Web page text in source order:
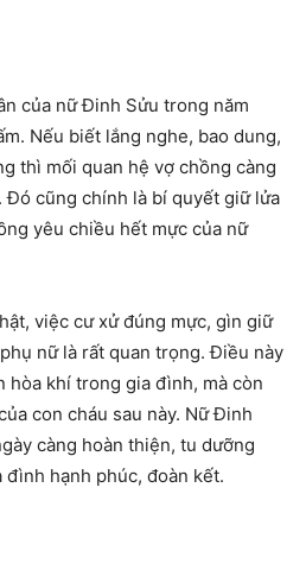
của nữ Đinh Sửu trong năm
Nếu biết lắng nghe, bao dung,
thì mối quan hệ vợ chồng càng
Đó cũng chính là bí quyết giữ lửa
yêu chiều hết mực của nữ
việc cư xử đúng mực, gìn giữ
nữ là rất quan trọng. Điều này
hòa khí trong gia đình, mà còn
con cháu sau này. Nữ Đinh
càng hoàn thiện, tu dưỡng
hạnh phúc, đoàn kết.